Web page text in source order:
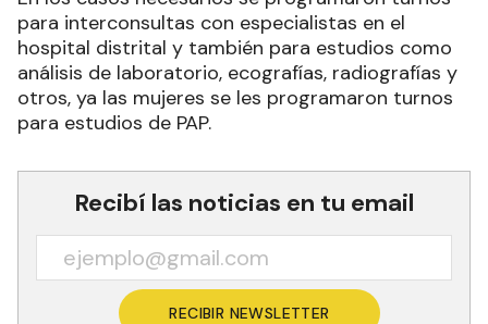
para interconsultas con especialistas en el
hospital distrital y también para estudios como
análisis de laboratorio, ecografías, radiografías y
otros, ya las mujeres se les programaron turnos
para estudios de PAP.
Recibí las noticias en tu email
RECIBIR NEWSLETTER